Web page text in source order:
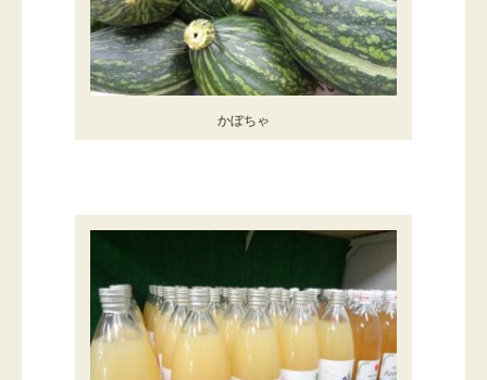
かぼちゃ